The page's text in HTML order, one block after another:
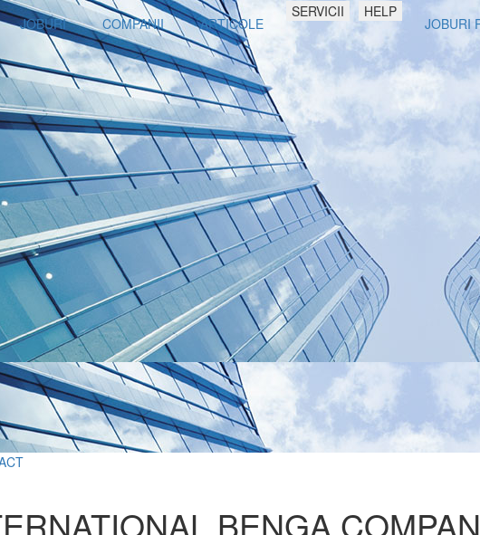
JOBURI COMPANII ARTICOLE
SERVICII HELP
JOBURI
BENGA